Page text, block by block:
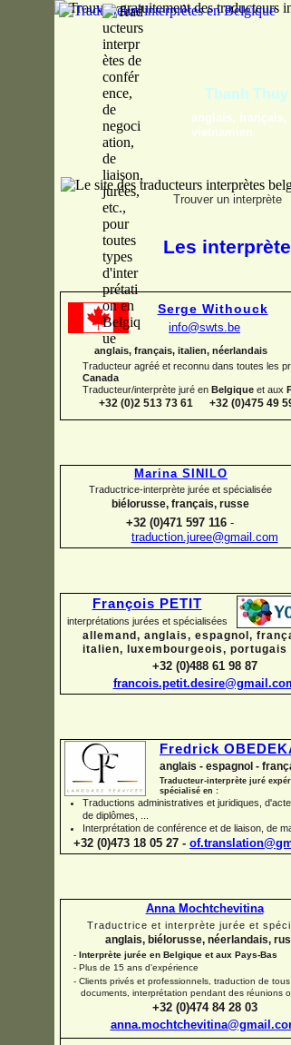
Serge Withouck
info@swts.be
anglais, français, italien, néerlandais
Traducteur agréé et reconnu dans toutes les
Canada
Traducteur/interprète juré en Belgique et aux
+32 (0)2 513 73 61 +32 (0)475 49
Marina SINILO
Traductrice-interprète jurée et spécialisée
biélorusse, français, russe
+32 (0)471 597 116 -
traduction.juree@gmail.com
François PETIT
interprétations jurées et spécialisées
allemand, anglais, espagnol,
italien, luxembourgeois, portugais
+32 (0)488 61 98 87
Fredrick
anglais - espagnol -
Traducteur-interprète juré
spécialisé en :
Traductions administratives et juridiques,
de diplômes, ...
Interprétation de conférence et de liaison, de
+32 (0)473 18 05 27 -
Anna Mochtchevitina
Traductrice et interprète jurée et
anglais, biélorusse, néerlandais,
- Interprète jurée en Belgique et aux Pays-Bas
- Plus de 15 ans d'expérience
- Clients privés et professionnels, traduction de
documents, interprétation pendant des réunions
+32 (0)474 84 28 03
Gregory
français,
Trouver un interprète
Les